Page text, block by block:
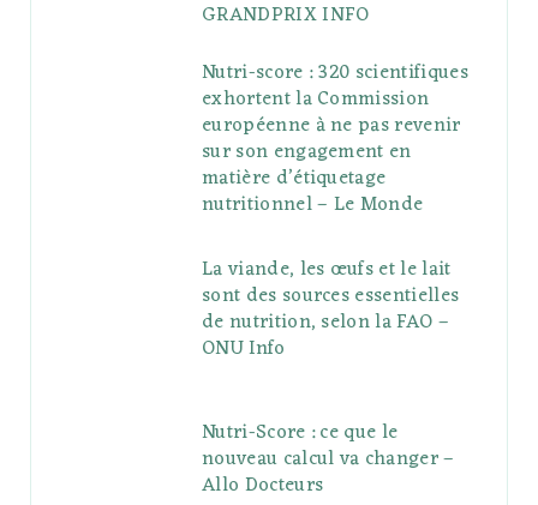
GRANDPRIX INFO
Nutri-score : 320 scientifiques
exhortent la Commission
européenne à ne pas revenir
sur son engagement en
matière d’étiquetage
nutritionnel – Le Monde
La viande, les œufs et le lait
sont des sources essentielles
de nutrition, selon la FAO –
ONU Info
Nutri-Score : ce que le
nouveau calcul va changer –
Allo Docteurs